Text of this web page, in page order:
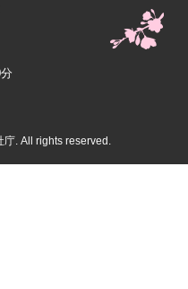
. All rights reserved.